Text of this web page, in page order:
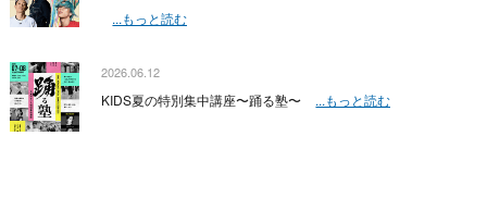
...もっと読む
2026.06.12
KIDS夏の特別集中講座〜踊る塾〜 ...もっと読む